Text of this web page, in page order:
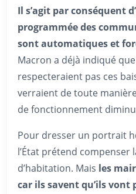
Il s’agit par conséquent
programmée des
sont automatiques et
Macron a déjà indiqué
respecteraient pas ces
verraient de toute
de fonctionnement
Pour dresser un portrait
l’État prétend compenser
d’habitation. Mais les
car ils savent qu’ils vont